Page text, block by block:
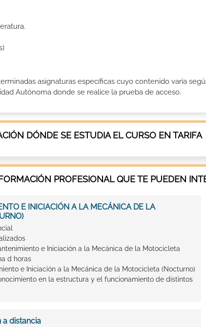
asignaturas específicas cuyo contenido varía
Autónoma donde se realice la prueba de acceso.
DÓNDE SE ESTUDIA EL CURSO EN TARIFA
PROFESIONAL QUE TE PUEDEN
E INICIACIÓN A LA MECÁNICA DE LA
e Iniciación a la Mecánica de la Motocicleta
d horas
e Iniciación a la Mecánica de la Motocicleta (Nocturno)
en la estructura y el funcionamiento de distintos
a distancia